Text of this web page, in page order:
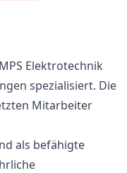
Elektrotechnik
spezialisiert. Die
Mitarbeiter
als befähigte